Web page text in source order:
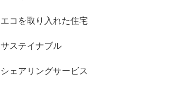
エコを取り入れた住宅
サステイナブル
シェアリングサービス